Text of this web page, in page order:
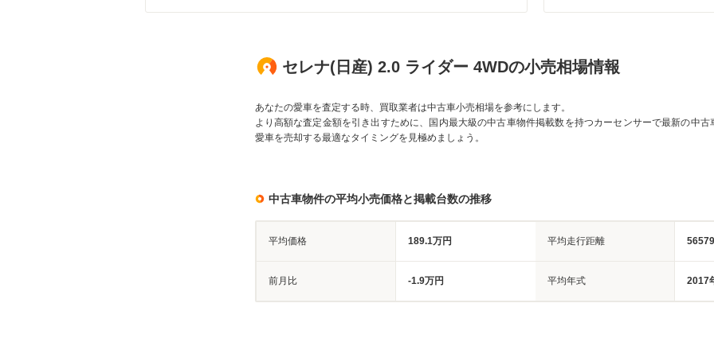
セレナ(日産) 2.0 ライダー 4WDの小売相場情報
あなたの愛車を査定する時、買取業者は中古車小売相場を参考にします。
より高額な査定金額を引き出すために、国内最大級の中古車物件掲載数を持つカーセンサーで最新の中古
愛車を売却する最適なタイミングを見極めましょう。
中古車物件の平均小売価格と掲載台数の推移
平均価格 189.1万円 平均走行距離
前月比 -1.9万円 平均年式 2017